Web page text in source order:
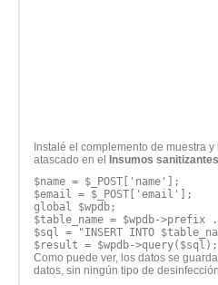
Instalé el complemento de muestra
atascado en el
Insumos sanitizantes
$name = $_POST['name'];
$email = $_POST['email'];
global $wpdb;
$table_name = $wpdb-
$sql = "INSERT INTO
$result = $wpdb->query($sql);
Como puede ver, los datos se
datos, sin ningún tipo de